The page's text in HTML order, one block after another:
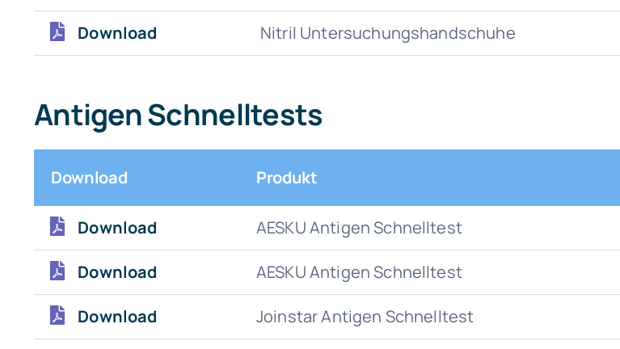
Download Nitril Untersuchungshandschuhe
Antigen Schnelltests
Download Produkt
Download AESKU Antigen Schnelltest
Download AESKU Antigen Schnelltest
Download Joinstar Antigen Schnelltest